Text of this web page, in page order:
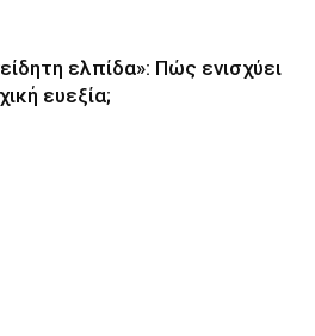
ελπίδα»: Πώς ενισχύει
ευεξία;